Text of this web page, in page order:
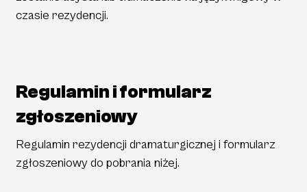
czasie rezydencji.
Regulamin i formularz
zgłoszeniowy
Regulamin rezydencji dramaturgicznej i formularz
zgłoszeniowy do pobrania niżej.